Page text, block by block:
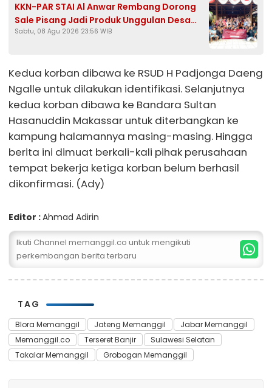
KKN-PAR STAI Al Anwar Rembang Dorong
Sale Pisang Jadi Produk Unggulan Desa
Bondol Bojonegoro
Sabtu, 08 Agu 2026 23:56 WIB
Kedua korban dibawa ke RSUD H Padjonga Daeng
Ngalle untuk dilakukan identifikasi. Selanjutnya
kedua korban dibawa ke Bandara Sultan
Hasanuddin Makassar untuk diterbangkan ke
kampung halamannya masing-masing. Hingga
berita ini dimuat berkali-kali pihak perusahaan
tempat bekerja ketiga korban belum berhasil
dikonfirmasi. (Ady)
Editor :Ahmad Adirin
Ikuti Channel memanggil.co untuk mengikuti
perkembangan berita terbaru
TAG
Blora Memanggil Jateng Memanggil
Jabar Memanggil
Memanggil.co
Terseret Banjir
Sulawesi Selatan
Takalar Memanggil
Grobogan Memanggil